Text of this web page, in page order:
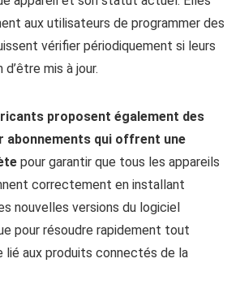
aux utilisateurs de programmer des
vérifier périodiquement si leurs
mis à jour.
proposent également des
abonnements qui offrent une
pour garantir que tous les appareils
correctement en installant
nouvelles versions du logiciel
pour résoudre rapidement tout
lié aux produits connectés de la